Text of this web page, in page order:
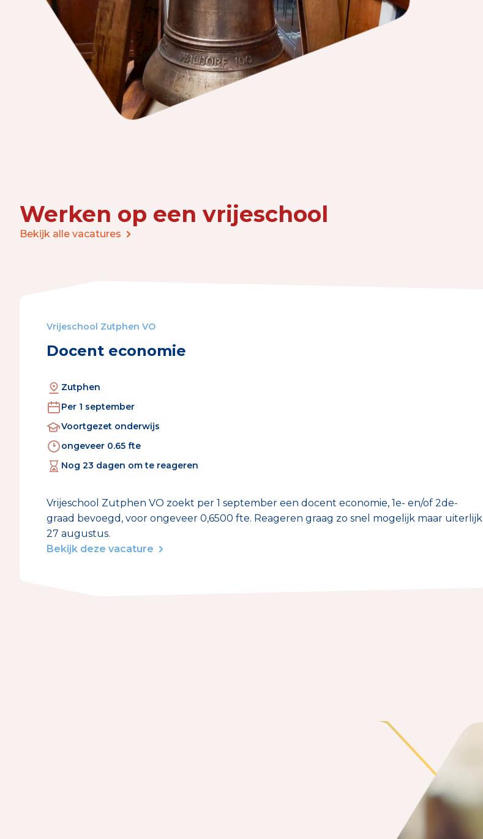
Werken op een vrijeschool
Bekijk alle vacatures
Vrijeschool Zutphen VO
Docent economie
Zutphen
Per 1 september
Voortgezet onderwijs
ongeveer 0.65 fte
Nog 23 dagen om te reageren
Vrijeschool Zutphen VO zoekt per 1 september een docent economie, 1e- en/of 2de-
graad bevoegd, voor ongeveer 0,6500 fte. Reageren graag zo snel mogelijk maar uiterlijk
27 augustus.
Bekijk deze vacature